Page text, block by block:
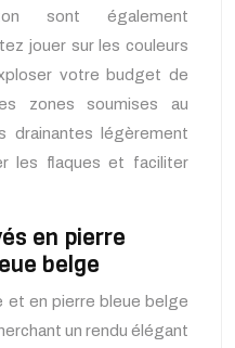
sont également
jouer sur les couleurs
votre budget de
zones soumises au
drainantes légèrement
les flaques et faciliter
en pierre
belge
et en pierre bleue belge
un rendu élégant